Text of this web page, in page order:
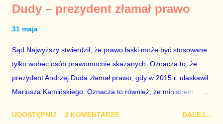
Dudy – prezydent złamał prawo
31 maja
Sąd Najwyższy stwierdził, że prawo łaski może być stosowane
tylko wobec osób prawomocnie skazanych. Oznacza to, że
prezydent Andrzej Duda złamał prawo, gdy w 2015 r. ułaskawił
Mariusza Kamińskiego. Oznacza to również, że ministrem
nieprawomocnie skazany. To kompromitacja, która zatem
UDOSTĘPNIJ 2 KOMENTARZE DALEJ...